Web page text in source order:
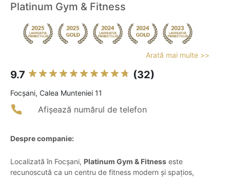
Platinum Gym & Fitness
Arată mai multe >>
9.7 (32)
Focşani, Calea Munteniei 11
Afișează numărul de telefon
Despre companie:
Localizată în Focșani, Platinum Gym & Fitness este
recunoscută ca un centru de fitness modern și spațios,